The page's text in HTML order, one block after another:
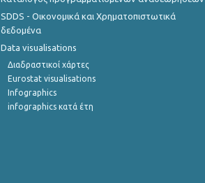
SDDS - Οικονομικά και Χρηματοπιστωτικά
δεδομένα
Data visualisations
Διαδραστικοί χάρτες
Eurostat visualisations
Infographics
infographics κατά έτη